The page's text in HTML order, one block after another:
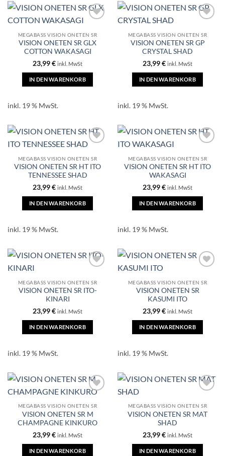
MEGABASS VISION ONETEN SR
VISION ONETEN SR GLX
COTTON WAKASAGI
23,99€ inkl. MwSt
IN DEN WARENKORB
inkl. 19 % MwSt.
MEGABASS VISION ONETEN SR
VISION ONETEN SR GP
CRYSTAL SHAD
23,99€ inkl. MwSt
IN DEN WARENKORB
inkl. 19 % MwSt.
MEGABASS VISION ONETEN SR
VISION ONETEN SR HT ITO
TENNESSEE SHAD
23,99€ inkl. MwSt
IN DEN WARENKORB
inkl. 19 % MwSt.
MEGABASS VISION ONETEN SR
VISION ONETEN SR HT ITO
WAKASAGI
23,99€ inkl. MwSt
IN DEN WARENKORB
inkl. 19 % MwSt.
MEGABASS VISION ONETEN SR
VISION ONETEN SR ITO-
KINARI
23,99€ inkl. MwSt
IN DEN WARENKORB
inkl. 19 % MwSt.
MEGABASS VISION ONETEN SR
VISION ONETEN SR
KASUMI ITO
23,99€ inkl. MwSt
IN DEN WARENKORB
inkl. 19 % MwSt.
MEGABASS VISION ONETEN SR
VISION ONETEN SR M
CHAMPAGNE KINKURO
23,99€ inkl. MwSt
IN DEN WARENKORB
MEGABASS VISION ONETEN SR
VISION ONETEN SR MAT
SHAD
23,99€ inkl. MwSt
IN DEN WARENKORB